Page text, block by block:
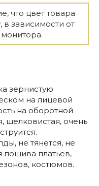
что цвет товара
в зависимости от
зернистую
на лицевой
на оборотной
шелковистая, очень
не тянется, не
пошива платьев,
костюмов.